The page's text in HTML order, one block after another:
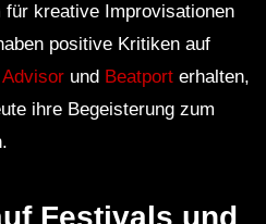
kreative Improvisationen
positive Kritiken auf
und Beatport erhalten,
ihre Begeisterung zum
Festivals und